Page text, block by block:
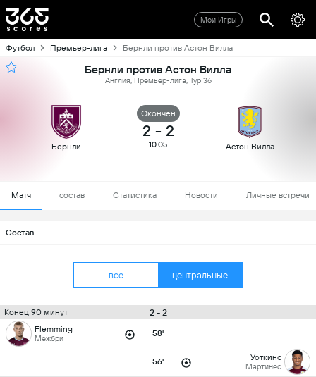
Мои Игры
Футбол Премьер-лига Бернли против Астон Вилла
Бернли против Астон Вилла
Англия, Премьер-лига, Тур 36
Бернли
Oкончен
2 - 2
10.05 Астон Вилла
Матч состав Статистика Новости Личные встречи
Состав
все центральные
Конец 90 минут 2 - 2
Flemming
Межбри 58'
56' Уоткинс
Мартинес